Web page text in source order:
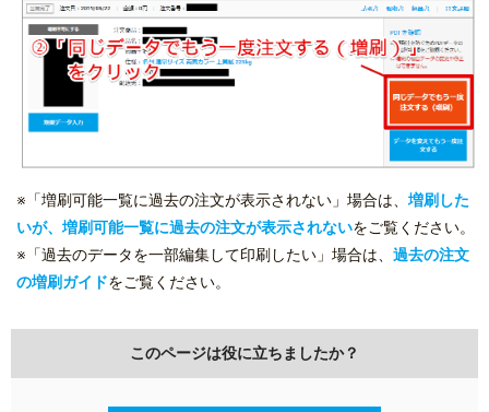
※「増刷可能一覧に過去の注文が表示されない」場合は、 増刷した
いが、増刷可能一覧に過去の注文が表示されないをご覧ください。
※「過去のデータを一部編集して印刷したい」場合は、 過去の注文
の増刷ガイドをご覧ください。
このページは役に立ちましたか？